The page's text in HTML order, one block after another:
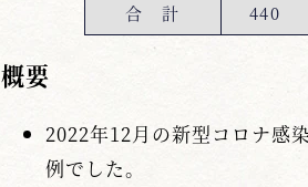
合 計
440
概要
2022年12月の新型コロナ感
例でした。